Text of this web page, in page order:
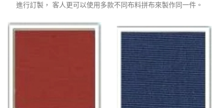
進行訂製， 客人更可以使用多款不同布料拼布來製作同一件。